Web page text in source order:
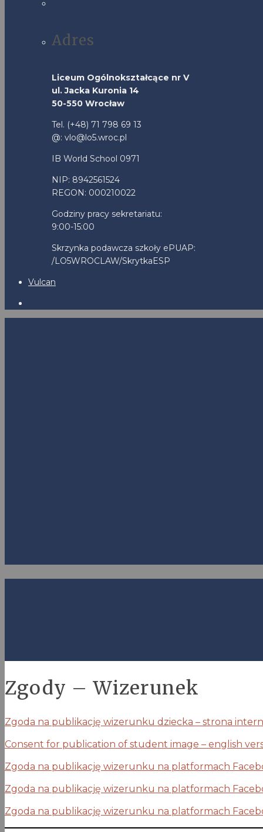
Adres
Liceum Ogólnokształcące nr V
ul. Jacka Kuronia 14
50-550 Wrocław
Tel. (+48) 71 798 69 13
@: vlo@lo5.wroc.pl
IB World School 0971
NIP: 8942561524
REGON: 000210022
Godziny pracy sekretariatu:
9:00-15:00
Skrzynka podawcza szkoły ePUAP:
/LO5WROCLAW/SkrytkaESP
Vulcan
Zgody – Wizerunek
Zgoda na publikację wizerunku dziecka – strona
Consent for publication of student image – english
Zgoda na publikację wizerunku na platformach
Zgoda na publikację wizerunku na platformach
Zgoda na publikację wizerunku na platformach